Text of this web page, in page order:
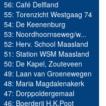
56: Café Delfland
55: Torenzicht Westgaag 74
54: De Keenenburg
53: Noordhoornseweg/w...
52: Herv. School Maasland
51: Station WSM Maasland
50: De Kapel, Zouteveen
49: Laan van Groenewegen
48: Maria Magdalenakerk
47: Dorppoldergemaal
46: Boerderij H.K.Poot